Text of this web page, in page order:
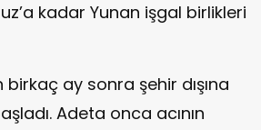
kadar Yunan işgal birlikleri
ay sonra şehir dışına
Adeta onca acının